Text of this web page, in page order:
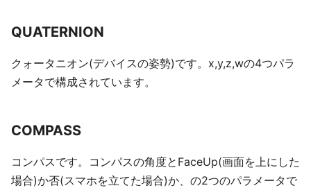
QUATERNION
クォータニオン(デバイスの姿勢)です。x,y,z,wの4つパラ
メータで構成されています。
COMPASS
コンパスです。コンパスの角度とFaceUp(画面を上にした
場合)か否(スマホを立てた場合)か、の2つのパラメータで